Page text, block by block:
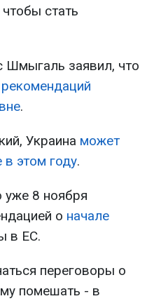
стать
Шмыгаль заявил, что
.
Украина может
в этом году.
уже 8 ноября
о начале
в ЕС.
переговоры о
помешать - в